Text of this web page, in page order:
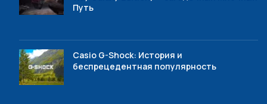
Путь
Casio G-Shock: История и
беспрецедентная популярность